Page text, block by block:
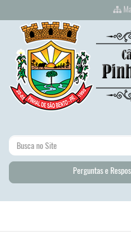
Perguntas e